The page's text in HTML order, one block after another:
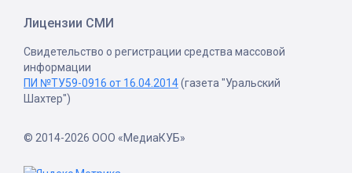
Лицензии СМИ
Свидетельство о регистрации средства массовой
информации
ПИ №ТУ59-0916 от 16.04.2014(газета "Уральский
Шахтер")
© 2014-2026 ООО «МедиаКУБ»